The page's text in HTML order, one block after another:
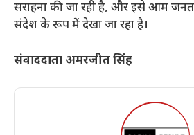
सराहना की जा रही है, और इसे आम
संदेश के रूप में देखा जा रहा है।
संवाददाता अमरजीत सिंह